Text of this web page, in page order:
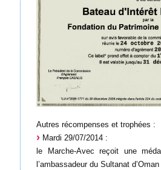
Autres récompenses et trophées :
Mardi 29/07/2014 :
le Marche-Avec reçoit une
l’ambassadeur du Sultanat